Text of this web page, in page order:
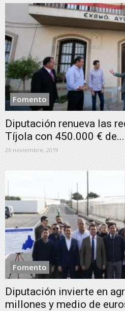
Fomento
Diputación renueva las
Tíjola con 450.000 € de...
26 noviembre, 2019
Fomento
Diputación invierte en
millones y medio de